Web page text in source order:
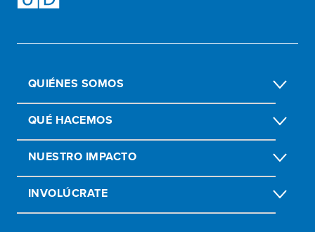
QUIÉNES SOMOS
QUÉ HACEMOS
NUESTRO IMPACTO
INVOLÚCRATE